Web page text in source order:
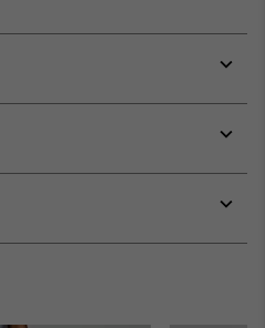
or
or
or